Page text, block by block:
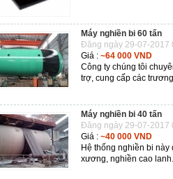
Máy nghiền bi 60 tấn
Đăng ngày 29-07-2017
Giá : ~64 000 VND
Công ty chúng tôi
trợ, cung cấp các
Máy nghiền bi 40 tấn
Đăng ngày 29-07-2017
Giá : ~40 000 VND
Hệ thống nghiền bi
xương, nghiền cao